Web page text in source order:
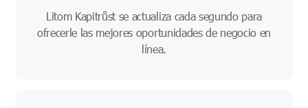
Litom Kapitrůst se actualiza cada segundo para
ofrecerle las mejores oportunidades de negocio en
línea.